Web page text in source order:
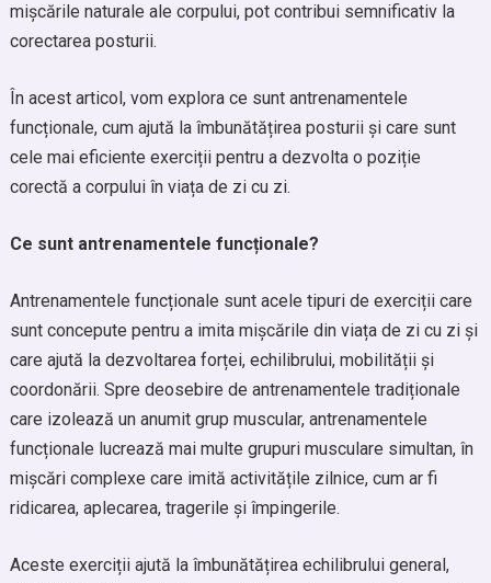
mișcările naturale ale corpului, pot contribui semnificativ la
corectarea posturii.
În acest articol, vom explora ce sunt antrenamentele
funcționale, cum ajută la îmbunătățirea posturii și care sunt
cele mai eficiente exerciții pentru a dezvolta o poziție
corectă a corpului în viața de zi cu zi.
Ce sunt antrenamentele funcționale?
Antrenamentele funcționale sunt acele tipuri de exerciții care
sunt concepute pentru a imita mișcările din viața de zi cu zi și
care ajută la dezvoltarea forței, echilibrului, mobilității și
coordonării. Spre deosebire de antrenamentele tradiționale
care izolează un anumit grup muscular, antrenamentele
funcționale lucrează mai multe grupuri musculare simultan, în
mișcări complexe care imită activitățile zilnice, cum ar fi
ridicarea, aplecarea, tragerile și împingerile.
Aceste exerciții ajută la îmbunătățirea echilibrului general,